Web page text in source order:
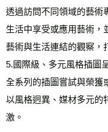
透過訪問不同領域的藝術
生活中享受或應用藝術，
藝術與生活連結的觀察，
5.國際級、多元風格插圖
全系列的插圖嘗試與榮獲
以風格迥異、媒材多元的
激。